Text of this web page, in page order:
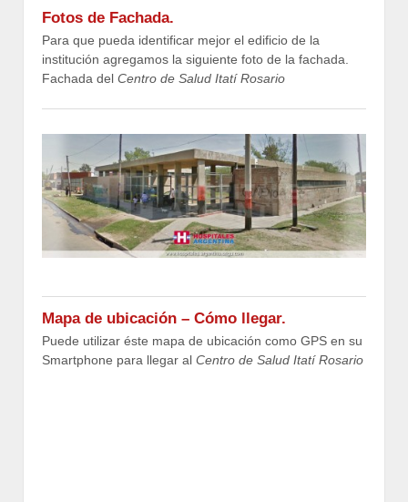
Fotos de Fachada.
Para que pueda identificar mejor el edificio de la
institución agregamos la siguiente foto de la fachada.
Fachada del Centro de Salud Itatí Rosario
Mapa de ubicación – Cómo llegar.
Puede utilizar éste mapa de ubicación como GPS en su
Smartphone para llegar al Centro de Salud Itatí Rosario